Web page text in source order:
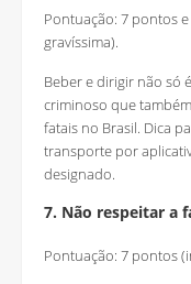
Pontuação: 7 pontos
gravíssima).
Beber e dirigir não só
criminoso que
fatais no Brasil. Dica
transporte por
designado.
7. Não respeitar a
Pontuação: 7 pontos